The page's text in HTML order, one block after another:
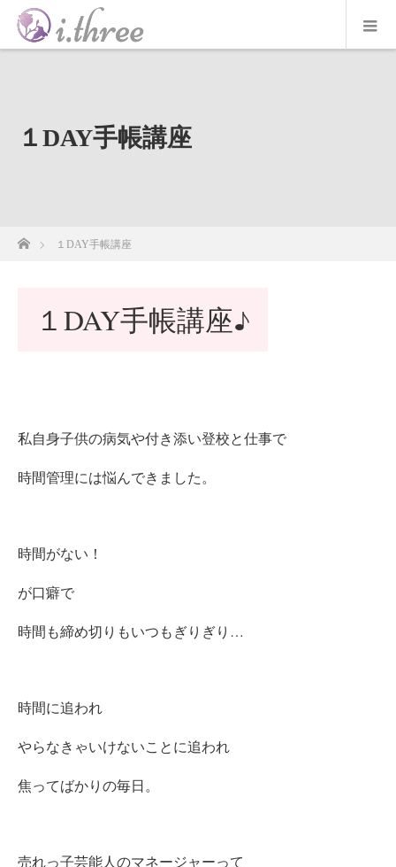
１DAY手帳講座
ホーム１DAY手帳講座
１DAY手帳講座♪
私自身子供の病気や付き添い登校と仕事で
時間管理には悩んできました。
時間がない！
が口癖で
時間も締め切りもいつもぎりぎり…
時間に追われ
やらなきゃいけないことに追われ
焦ってばかりの毎日。
売れっ子芸能人のマネージャーって